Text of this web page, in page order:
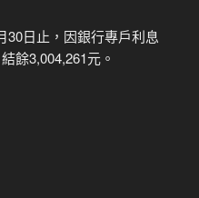
30日止，因銀行專戶利息
餘3,004,261元。